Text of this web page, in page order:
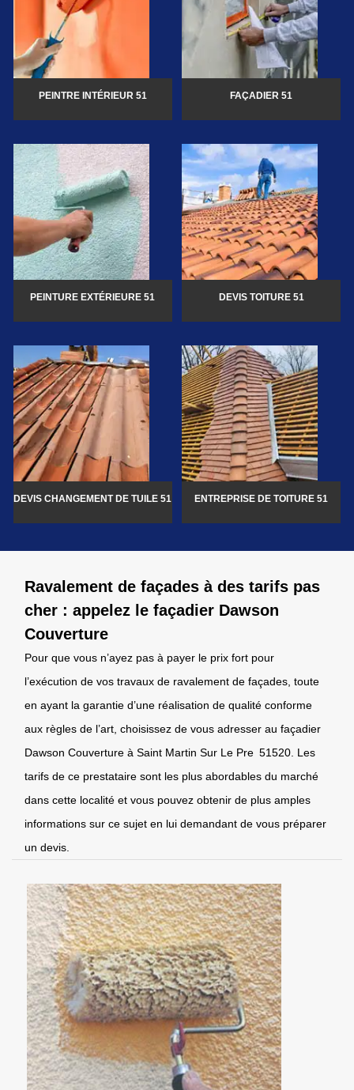
PEINTRE INTÉRIEUR 51 FAÇADIER 51
PEINTURE EXTÉRIEURE 51 DEVIS TOITURE 51
DEVIS CHANGEMENT DE TUILE 51 ENTREPRISE DE TOITURE 51
Ravalement de façades à des tarifs pas
cher : appelez le façadier Dawson
Couverture
Pour que vous n’ayez pas à payer le prix fort pour
l’exécution de vos travaux de ravalement de façades, toute
en ayant la garantie d’une réalisation de qualité conforme
aux règles de l’art, choisissez de vous adresser au façadier
Dawson Couverture à Saint Martin Sur Le Pre 51520. Les
tarifs de ce prestataire sont les plus abordables du marché
dans cette localité et vous pouvez obtenir de plus amples
informations sur ce sujet en lui demandant de vous préparer
un devis.